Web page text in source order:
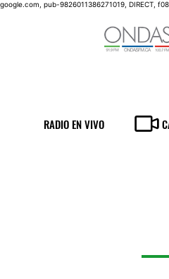
google.com, pub-9826011386271019, DIRECT,
RADIO EN VIVO